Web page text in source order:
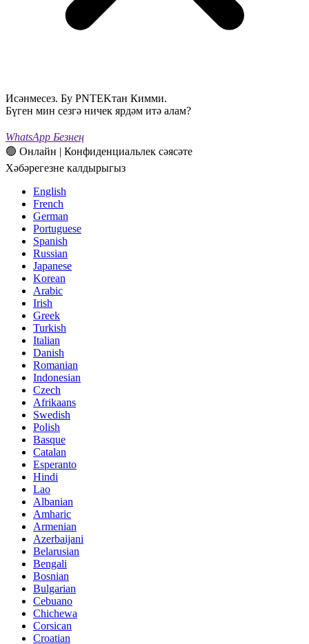
Исәнмесез. Бу PNTEKтан Кимми.
Бүген мин сезгә ничек ярдәм итә алам?
WhatsApp Безнең
🟢 Онлайн | Конфиденциальлек сәясәте
Хәбәрегезне калдырыгыз
English
French
German
Portuguese
Spanish
Russian
Japanese
Korean
Arabic
Irish
Greek
Turkish
Italian
Danish
Romanian
Indonesian
Czech
Afrikaans
Swedish
Polish
Basque
Catalan
Esperanto
Hindi
Lao
Albanian
Amharic
Armenian
Azerbaijani
Belarusian
Bengali
Bosnian
Bulgarian
Cebuano
Chichewa
Corsican
Croatian